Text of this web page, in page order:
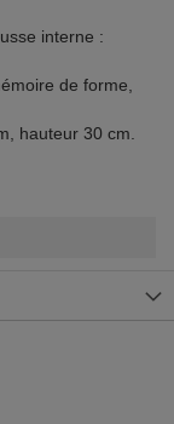
interne :
de forme,
hauteur 30 cm.